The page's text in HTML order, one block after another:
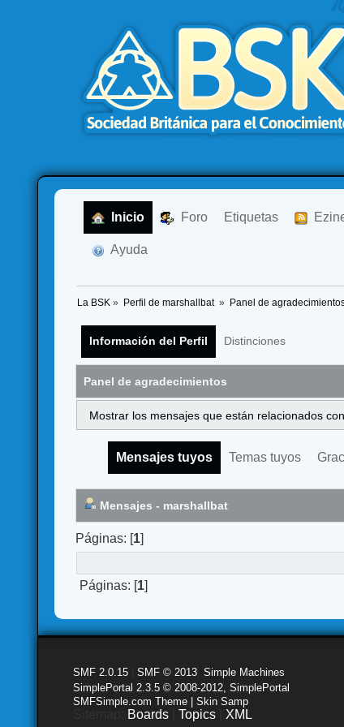
Inicio Foro Etiquetas
Ayuda
La BSK » Perfil de marshallbat » Panel de
Información del Perfil Distinciones
Panel de agradecimientos
Mostrar los mensajes que están relacionados
Mensajes tuyos Temas tuyos
Mensajes - marshallbat
Páginas: [1]
Páginas: [1]
SMF 2.0.15 |SMF © 2013 ,Simple Machines
SimplePortal 2.3.5 © 2008-2012, SimplePortal
SMFSimple.com Theme | Skin Samp
Boards |Topics XML